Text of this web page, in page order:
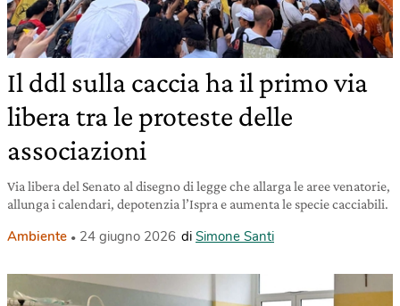
Il ddl sulla caccia ha il primo via
libera tra le proteste delle
associazioni
Via libera del Senato al disegno di legge che allarga le aree venatorie,
allunga i calendari, depotenzia l’Ispra e aumenta le specie cacciabili.
Ambiente 24 giugno 2026 di Simone Santi